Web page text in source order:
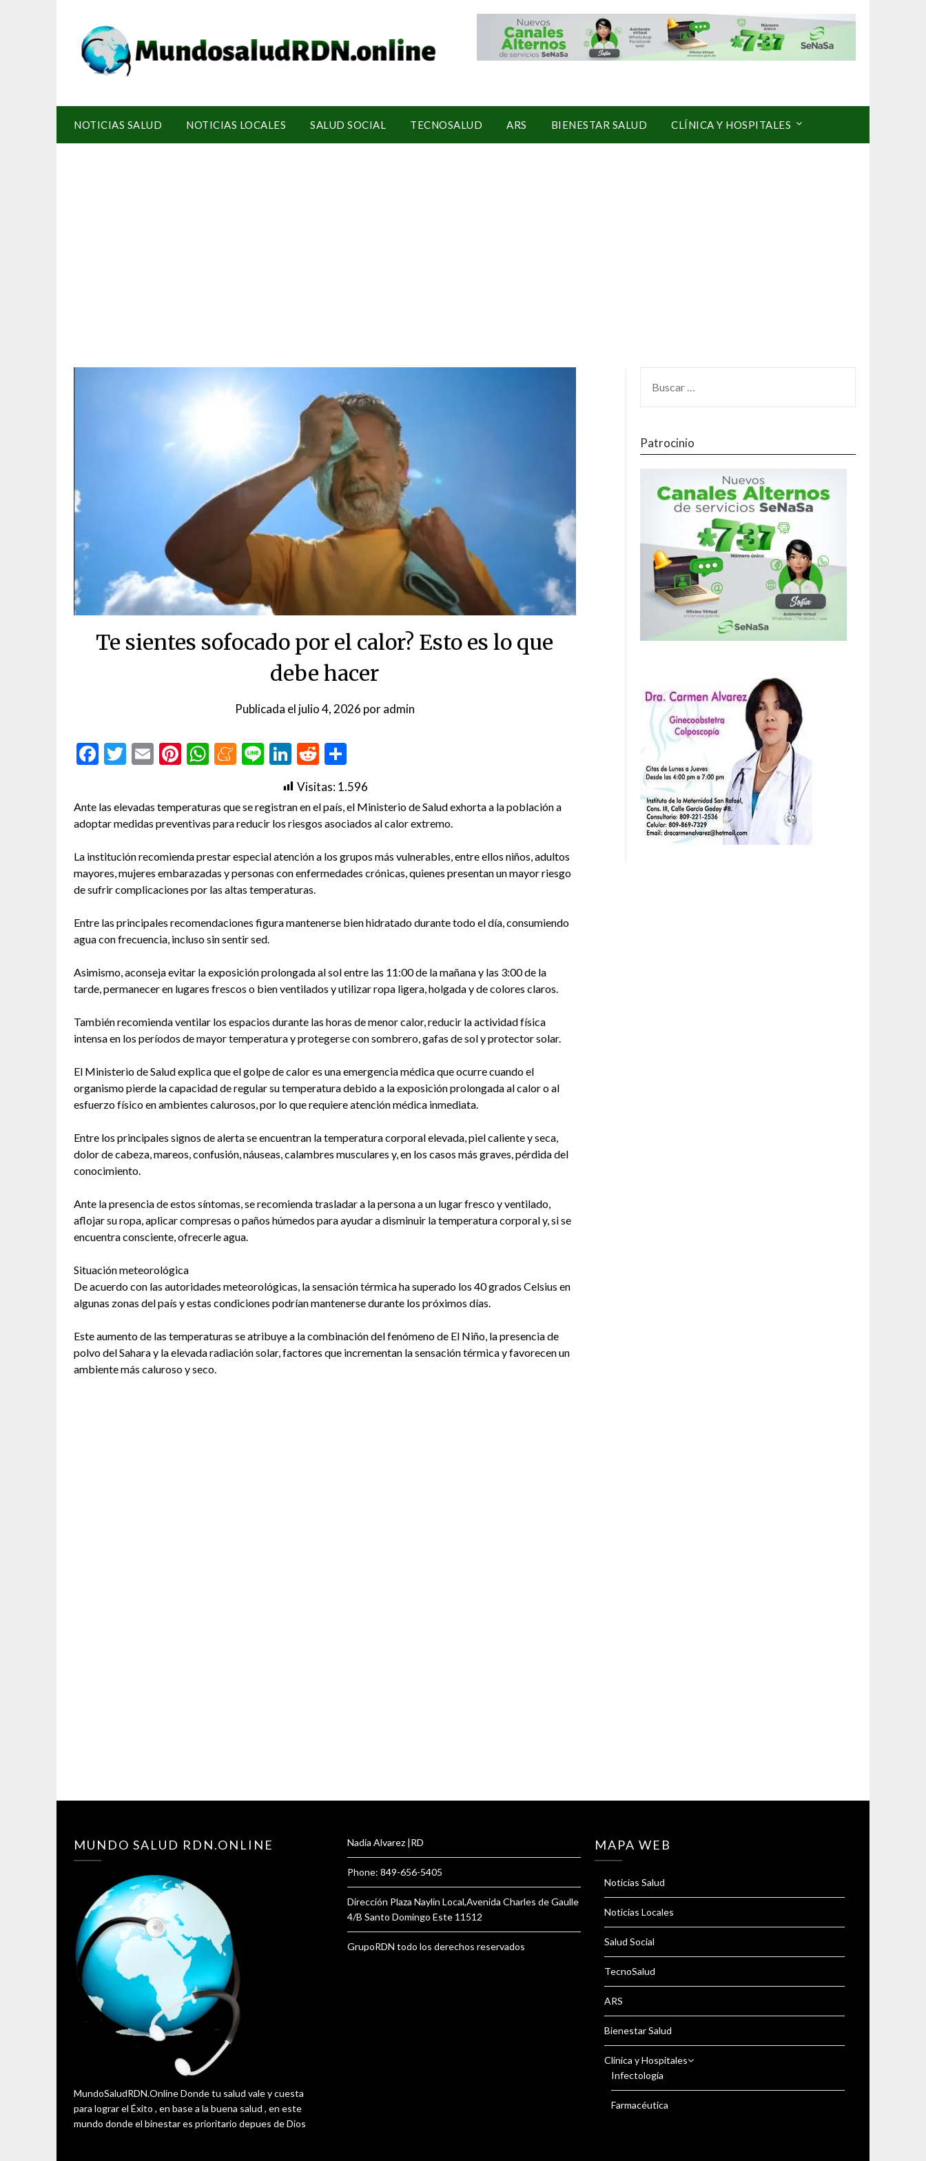
NOTICIAS SALUD NOTICIAS LOCALES SALUD SOCIAL TECNOSALUD ARS BIENESTAR SALUD CLÍNICA Y HOSPITALES
Te sientes sofocado por el calor? Esto es lo que
debe hacer
Publicada el julio 4, 2026 poradmin
Facebook
Twitter
EmailPinterest
WhatsApp
Meneame
LineLinkedIn
Reddit
Visitas:1.596
Ante las elevadas temperaturas que se registran en el país, el Ministerio de Salud exhorta a la población a
adoptar medidas preventivas para reducir los riesgos asociados al calor extremo.
La institución recomienda prestar especial atención a los grupos más vulnerables, entre ellos niños, adultos
mayores, mujeres embarazadas y personas con enfermedades crónicas, quienes presentan un mayor riesgo
de sufrir complicaciones por las altas temperaturas.
Entre las principales recomendaciones figura mantenerse bien hidratado durante todo el día, consumiendo
agua con frecuencia, incluso sin sentir sed.
Asimismo, aconseja evitar la exposición prolongada al sol entre las 11:00 de la mañana y las 3:00 de la
tarde, permanecer en lugares frescos o bien ventilados y utilizar ropa ligera, holgada y de colores claros.
También recomienda ventilar los espacios durante las horas de menor calor, reducir la actividad física
intensa en los períodos de mayor temperatura y protegerse con sombrero, gafas de sol y protector solar.
El Ministerio de Salud explica que el golpe de calor es una emergencia médica que ocurre cuando el
organismo pierde la capacidad de regular su temperatura debido a la exposición prolongada al calor o al
esfuerzo físico en ambientes calurosos, por lo que requiere atención médica inmediata.
Entre los principales signos de alerta se encuentran la temperatura corporal elevada, piel caliente y seca,
dolor de cabeza, mareos, confusión, náuseas, calambres musculares y, en los casos más graves, pérdida del
conocimiento.
Ante la presencia de estos síntomas, se recomienda trasladar a la persona a un lugar fresco y ventilado,
aflojar su ropa, aplicar compresas o paños húmedos para ayudar a disminuir la temperatura corporal y, si se
encuentra consciente, ofrecerle agua.
Situación meteorológica
De acuerdo con las autoridades meteorológicas, la sensación térmica ha superado los 40 grados Celsius en
algunas zonas del país y estas condiciones podrían mantenerse durante los próximos días.
Este aumento de las temperaturas se atribuye a la combinación del fenómeno de El Niño, la presencia de
polvo del Sahara y la elevada radiación solar, factores que incrementan la sensación térmica y favorecen un
ambiente más caluroso y seco.
Patrocinio
MUNDO SALUD RDN.ONLINE
MundoSaludRDN.Online Donde tu salud vale y cuesta
para lograr el Éxito , en base a la buena salud , en este
mundo donde el binestar es prioritario depues de Dios
Nadia Alvarez |RD
Phone: 849-656-5405
Dirección Plaza Naylin Local,Avenida Charles de Gaulle
4/B Santo Domingo Este 11512
GrupoRDN todo los derechos reservados
MAPA WEB
Noticias Salud
Noticias Locales
Salud Social
TecnoSalud
ARS
Bienestar Salud
Clínica y Hospitales
Infectología
Farmacéutica